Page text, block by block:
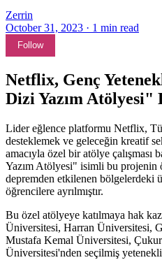
Zerrin
October 31, 2023 · 1 min read
Follow
Netflix, Genç
Dizi Yazım Atölyesi"
Lider eğlence platformu Netflix,
desteklemek ve geleceğin kreatif
amacıyla özel bir atölye çalışması
Yazım Atölyesi" isimli bu projenin
depremden etkilenen bölgelerdeki
öğrencilere ayrılmıştır.
Bu özel atölyeye katılmaya hak
Üniversitesi, Harran Üniversitesi,
Mustafa Kemal Üniversitesi,
Üniversitesi'nden seçilmiş